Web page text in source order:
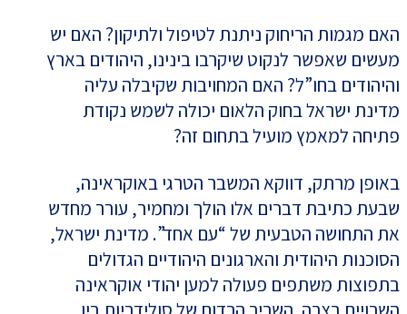
האם מגמות הריחוק ניתנת לטיפול ולתיקון? האם יש
מעשים שאפשר לנקוט שיקרבו בינינו, היהודים בארץ
והיהודים בחו”ל? האם המחויבות שקיבלה עליה
מדינת ישראל בחוק הלאום יכולה לשמש נקודת
פתיחה למאמץ מועיל בתחום זה?
באופן מרתק, דווקא המשבר הטרגי באוקראינה,
שבעת כתיבת דברים אלו הולך ומחמיר, עורר מחדש
את התחושה הטבעית של “עם אחד”. מדינת ישראל,
הסוכנות היהודית והארגונים היהודיים הגדולים
בתפוצות משתפים פעולה למען יהודי אוקראינה